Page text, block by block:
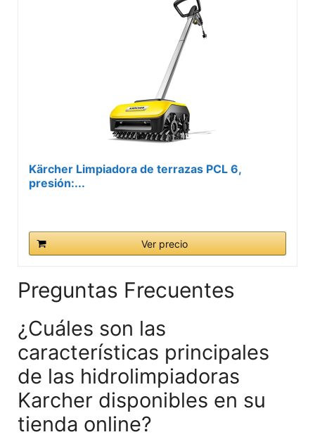
Kärcher Limpiadora de terrazas PCL 6,
presión:...
Ver precio
Preguntas Frecuentes
¿Cuáles son las
características principales
de las hidrolimpiadoras
Karcher disponibles en su
tienda online?